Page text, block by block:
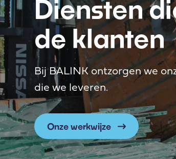
Diensten
de klanten
Bij BALINK ontzorgen we
die we leveren.
Onze werkwijze